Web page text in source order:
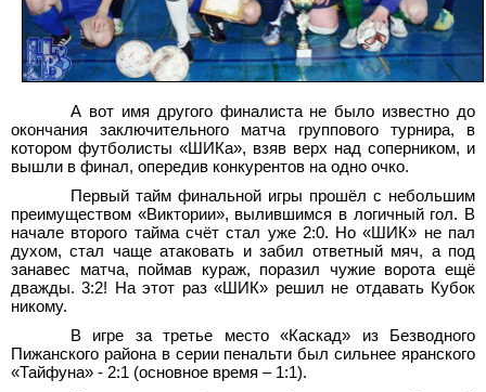
А вот имя другого финалиста не было известно до
окончания заключительного матча группового турнира, в
котором футболисты «ШИКа», взяв верх над соперником, и
вышли в финал, опередив конкурентов на одно очко.
Первый тайм финальной игры прошёл с небольшим
преимуществом «Виктории», вылившимся в логичный гол. В
начале второго тайма счёт стал уже 2:0. Но «ШИК» не пал
духом, стал чаще атаковать и забил ответный мяч, а под
занавес матча, поймав кураж, поразил чужие ворота ещё
дважды. 3:2! На этот раз «ШИК» решил не отдавать Кубок
никому.
В игре за третье место «Каскад» из Безводного
Пижанского района в серии пенальти был сильнее яранского
«Тайфуна» - 2:1 (основное время – 1:1).